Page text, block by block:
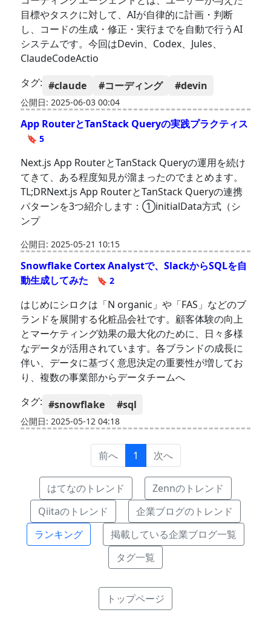
目標やタスクに対して、AIが自律的に計画・判断
し、コードの生成・修正・実行までを自動で行うAI
システムです。今回はDevin、Codex、Jules、
ClaudeCodeActio
タグ: #claude #コーディング #devin
公開日: 2025-06-03 00:04
App RouterとTanStack Queryの実践プラクティス
🔖 5
Next.js App RouterとTanStack Queryの運用を続け
てきて、ある程度知見が溜まったのでまとめます。
TL;DRNext.js App RouterとTanStack Queryの連携
パターンを3つ紹介します：①initialData方式（シ
ンプ
公開日: 2025-05-21 10:15
Snowflake Cortex Analystで、SlackからSQLを自
動生成してみた
🔖 2
はじめにシロクは「N organic」や「FAS」などのブ
ランドを展開する化粧品会社です。顧客体験の向上
とマーケティング効果の最大化のために、日々多様
なデータが活用されています。各ブランドの成長に
伴い、データに基づく意思決定の重要性が増してお
り、複数の事業部からデータチームへ
タグ: #snowflake #sql
公開日: 2025-05-12 04:18
前へ 1 次へ
はてなのトレンド
Zennのトレンド
Qiitaのトレンド
企業ブログのトレンド
ランキング
掲載している企業ブログ一覧
タグ一覧
トップページ